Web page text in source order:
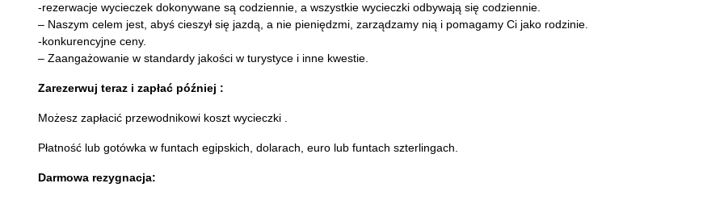
-rezerwacje wycieczek dokonywane są codziennie, a wszystkie wycieczki odbywają się codziennie.
– Naszym celem jest, abyś cieszył się jazdą, a nie pieniędzmi, zarządzamy nią i pomagamy Ci jako rodzinie.
-konkurencyjne ceny.
– Zaangażowanie w standardy jakości w turystyce i inne kwestie.
Zarezerwuj teraz i zapłać później :
Możesz zapłacić przewodnikowi koszt wycieczki .
Płatność lub gotówka w funtach egipskich, dolarach, euro lub funtach szterlingach.
Darmowa rezygnacja: